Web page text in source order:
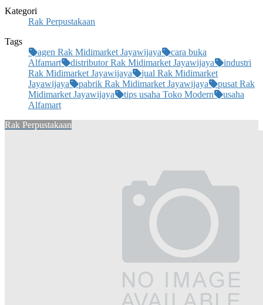
Kategori
Rak Perpustakaan
Tags
agen Rak Midimarket Jayawijaya
cara buka
Alfamart
distributor Rak Midimarket Jayawijaya
industri
Rak Midimarket Jayawijaya
jual Rak Midimarket
Jayawijaya
pabrik Rak Midimarket Jayawijaya
pusat Rak
Midimarket Jayawijaya
tips usaha Toko Modern
usaha
Alfamart
Rak Perpustakaan